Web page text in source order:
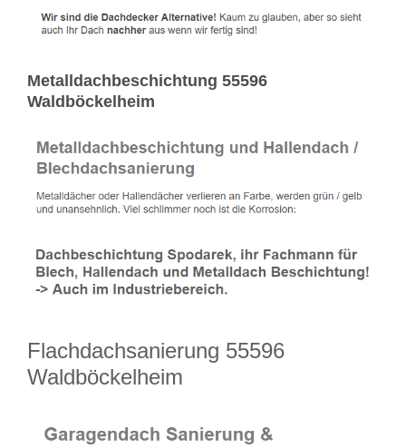
Metalldachbeschichtung 55596
Waldböckelheim
Flachdachsanierung 55596
Waldböckelheim